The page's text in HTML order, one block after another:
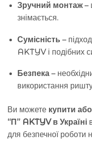
Зручний монтаж–
знімається.
Сумісність –
AKTYV і подібних
Безпека –
використання
Ви можете купити
“П” AKTYV в Україні
для безпечної роботи